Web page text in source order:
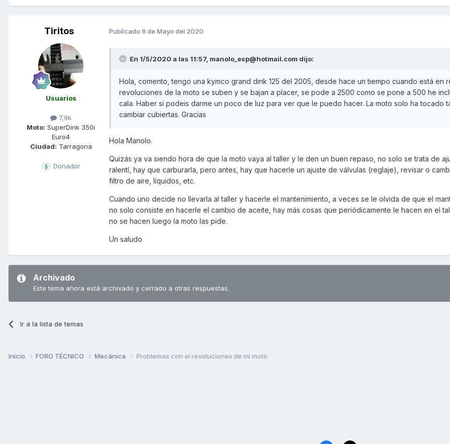
Tiritos
Usuarios
7,9k
Moto: SuperDink 350i
Euro4
Ciudad: Tarragona
Donador
Publicado 6 de Mayo del 2020
En 1/5/2020 a las 11:57, manolo_esp@hotmail.com dijo:
Hola, comento, tengo una kymco grand dink 125 del 2005, desde hace un tiempo cuando está en
revoluciones de la moto se suben y se bajan a placer, se pode a 2500 como se pone a 500 he
cala. Haber si podeis darme un poco de luz para ver que le puedo hacer. La moto solo ha tocado
cambiar cubiertas. Gracias
Hola Manolo.
Quizás ya va siendo hora de que la moto vaya al taller y le den un buen repaso, no solo se trata de
ralentí, hay que carburarla, pero antes, hay que hacerle un ajuste de válvulas (reglaje), revisar o
filtro de aire, líquidos, etc.
Cuando uno decide no llevarla al taller y hacerle el mantenimiento, a veces se le olvida de que el
no solo consiste en hacerle el cambio de aceite, hay más cosas que periódicamente le hacen en el
no se hacen luego la moto las pide.
Un saludo
Archivado
Este tema ahora está archivado y cerrado a otras respuestas.
Ir a la lista de temas
Inicio FORO TÉCNICO Mecánica Problemas con el revoluciones de mi moto